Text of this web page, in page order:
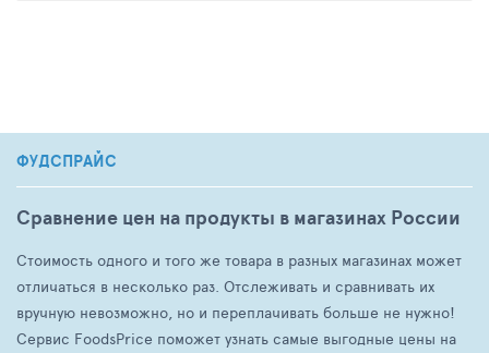
ФУДСПРАЙС
Сравнение цен на продукты в магазинах России
Стоимость одного и того же товара в разных магазинах может
отличаться в несколько раз. Отслеживать и сравнивать их
вручную невозможно, но и переплачивать больше не нужно!
Сервис FoodsPrice поможет узнать самые выгодные цены на